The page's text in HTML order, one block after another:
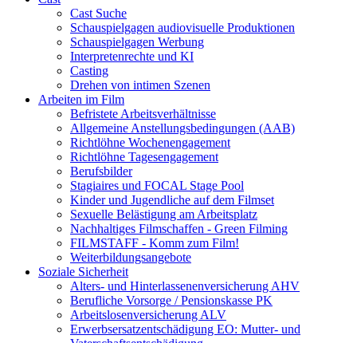
Cast Suche
Schauspielgagen audiovisuelle Produktionen
Schauspielgagen Werbung
Interpretenrechte und KI
Casting
Drehen von intimen Szenen
Arbeiten im Film
Befristete Arbeitsverhältnisse
Allgemeine Anstellungsbedingungen (AAB)
Richtlöhne Wochenengagement
Richtlöhne Tagesengagement
Berufsbilder
Stagiaires und FOCAL Stage Pool
Kinder und Jugendliche auf dem Filmset
Sexuelle Belästigung am Arbeitsplatz
Nachhaltiges Filmschaffen - Green Filming
FILMSTAFF - Komm zum Film!
Weiterbildungsangebote
Soziale Sicherheit
Alters- und Hinterlassenenversicherung AHV
Berufliche Vorsorge / Pensionskasse PK
Arbeitslosenversicherung ALV
Erwerbsersatzentschädigung EO: Mutter- und